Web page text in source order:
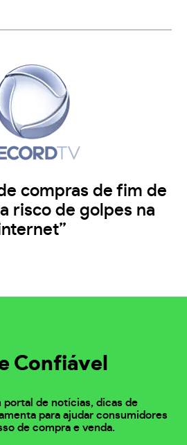
compras de fim de
risco de golpes na
Confiável
portal de notícias, dicas de
para ajudar consumidores
de compra e venda.